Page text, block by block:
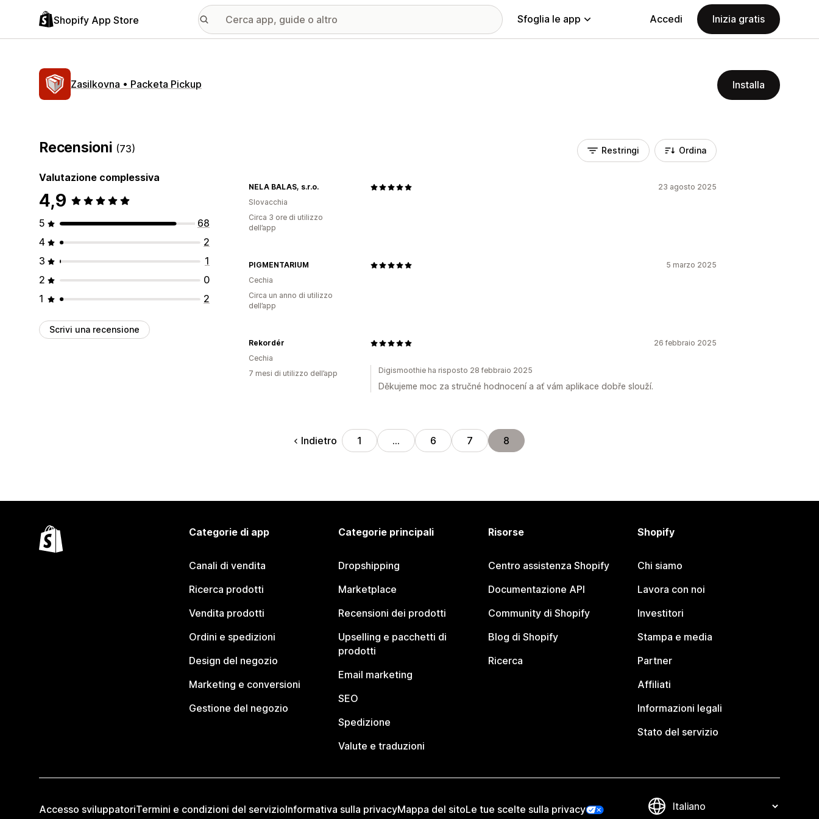
Shopify App Store Sfoglia le app Accedi Inizia gratis
Zasilkovna • Packeta Pickup Installa
Recensioni (73)
Valutazione complessiva
4,9
5
68
4
2
3
1
2
0
1
2
Scrivi una recensione
Restringi Ordina
23 agosto 2025
NELA BALAS, s.r.o.
Slovacchia
Circa 3 ore di utilizzo
dell’app
5 marzo 2025
PIGMENTARIUM
Cechia
Circa un anno di utilizzo
dell’app
26 febbraio 2025
Rekordér
Cechia
7 mesi di utilizzo dell’app
Digismoothie ha risposto 28 febbraio 2025
Děkujeme moc za stručné hodnocení a ať vám aplikace dobře slouží.
Indietro 1 … 6 7 8
Categorie di app
Canali di vendita
Ricerca prodotti
Vendita prodotti
Ordini e spedizioni
Design del negozio
Marketing e conversioni
Gestione del negozio
Categorie principali
Dropshipping
Marketplace
Recensioni dei prodotti
Upselling e pacchetti di
prodotti
Email marketing
SEO
Spedizione
Valute e traduzioni
Risorse
Centro assistenza Shopify
Documentazione API
Community di Shopify
Blog di Shopify
Ricerca
Shopify
Chi siamo
Lavora con noi
Investitori
Stampa e media
Partner
Affiliati
Informazioni legali
Stato del servizio
Accesso sviluppatoriTermini e condizioni del servizioInformativa sulla privacyMappa del sitoLe tue scelte sulla privacy